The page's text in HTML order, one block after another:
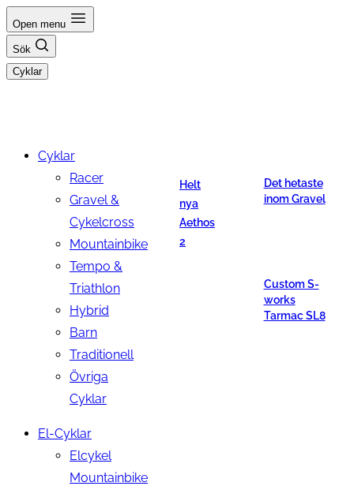
Hoppa
till
innehåll
Open menu
Sök
Cyklar
Cyklar
Racer
Gravel &
Cykelcross
Mountainbike
Tempo &
Triathlon
Hybrid
Barn
Traditionell
Övriga
Cyklar
El-Cyklar
Elcykel
Mountainbike
Helt
nya
Aethos
2
Det hetaste
inom Gravel
Custom S-
works
Tarmac SL8